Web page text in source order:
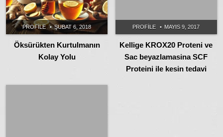
PROFILE ŞUBAT 6, 2018
Öksürükten Kurtulmanın
Kolay Yolu
PROFILE MAYIS 9, 2017
Kellige KROX20 Proteni ve
Sac beyazlamasina SCF
Proteini ile kesin tedavi